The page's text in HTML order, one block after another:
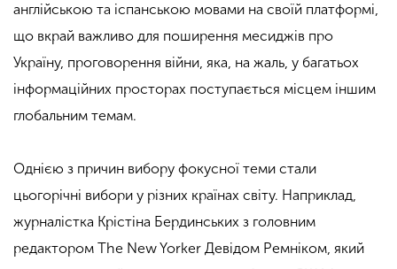
англійською та іспанською мовами на своїй платформі,
що вкрай важливо для поширення месиджів про
Україну, проговорення війни, яка, на жаль, у багатьох
інформаційних просторах поступається місцем іншим
глобальним темам.
Однією з причин вибору фокусної теми стали
цьогорічні вибори у різних країнах світу. Наприклад,
журналістка Крістіна Бердинських з головним
редактором The New Yorker Девідом Ремніком, який